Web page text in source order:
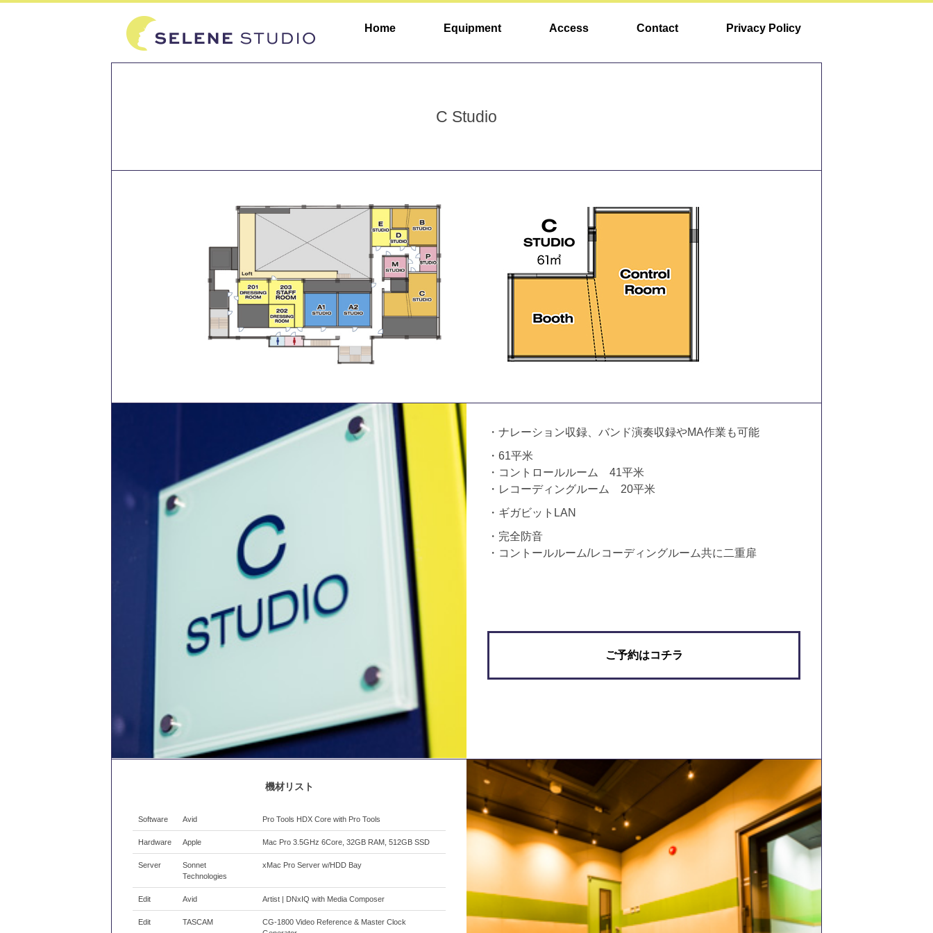
Home Equipment Access Contact Privacy Policy
C Studio
・ナレーション収録、バンド演奏収録やMA作業も可能
・61平米
・コントロールルーム 41平米
・レコーディングルーム 20平米
・ギガビットLAN
・完全防音
・コントールルーム/レコーディングルーム共に二重扉
ご予約はコチラ
機材リスト
Software Avid Pro Tools HDX Core with Pro Tools
Hardware Apple Mac Pro 3.5GHz 6Core, 32GB RAM, 512GB SSD
Server
Sonnet
Technologies
xMac Pro Server w/HDD Bay
Edit Avid Artist | DNxIQ with Media Composer
Edit TASCAM
CG-1800 Video Reference & Master Clock